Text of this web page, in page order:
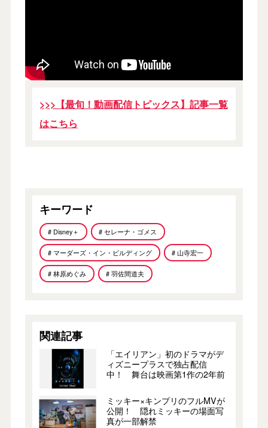
>>>【最旬！動画配信トピックス】記事一覧
はこちら
キーワード
# Disney＋ # セレーナ・ゴメス
# マーダーズ・イン・ビルディング # 山寺宏一
# 林原めぐみ # 羽佐間道夫
関連記事
「エイリアン」初のドラマがデ
ィズニープラスで独占配信
中！ 舞台は映画第1作の2年前
ミッキー×キンプリのフルMVが
公開！ 隠れミッキーの場面写
真が一部解禁